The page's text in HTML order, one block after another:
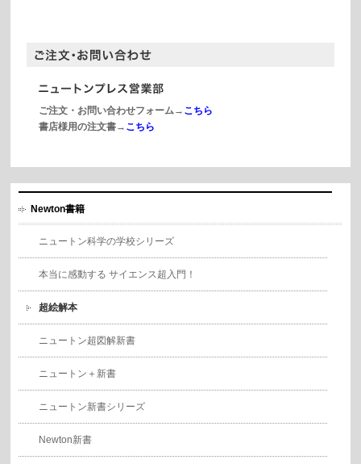
ご注文・お問い合わせフォーム→ こちら
書店様用の注文書→ こちら
Newton書籍
ニュートン科学の学校シリーズ
本当に感動する サイエンス超入門！
超絵解本
ニュートン超図解新書
ニュートン＋新書
ニュートン新書シリーズ
Newton新書